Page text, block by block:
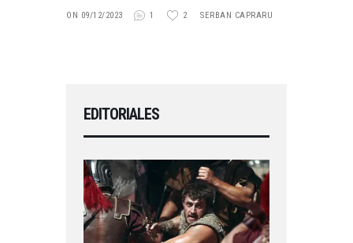
ON 09/12/2023 1 2 SERBAN CAPRARU
EDITORIALES